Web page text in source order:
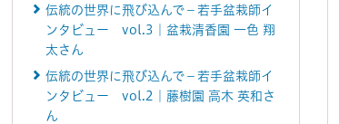
伝統の世界に飛び込んで－若手盆栽師イ
ンタビュー vol.3｜盆栽清香園 一色 翔
太さん
伝統の世界に飛び込んで－若手盆栽師イ
ンタビュー vol.2｜藤樹園 高木 英和さ
ん